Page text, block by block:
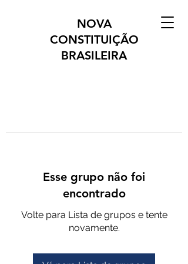
NOVA
CONSTITUIÇÃO
BRASILEIRA
Esse grupo não foi
encontrado
Volte para Lista de grupos e tente
novamente.